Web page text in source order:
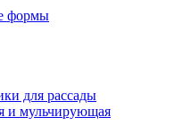
формы
для рассады
и мульчирующая